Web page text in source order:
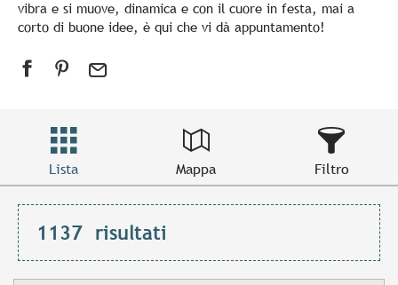
vibra e si muove, dinamica e con il cuore in festa, mai a
corto di buone idee, è qui che vi dà appuntamento!
Lista Mappa Filtro
1137 risultati